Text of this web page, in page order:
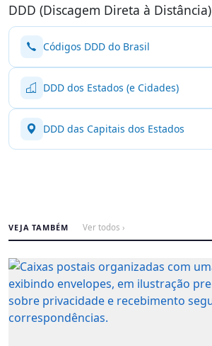
DDD (Discagem Direta à Distância)
Códigos DDD do Brasil
DDD dos Estados (e Cidades)
DDD das Capitais dos Estados
VEJA TAMBÉM Ver todos ›